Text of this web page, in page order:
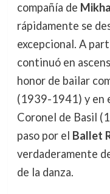
compañía de
rápidamente se
excepcional. A
continuó en
honor de bailar
(1939-1941) y en
Coronel de Basil
paso por el Ballet
verdaderamente
de la danza.